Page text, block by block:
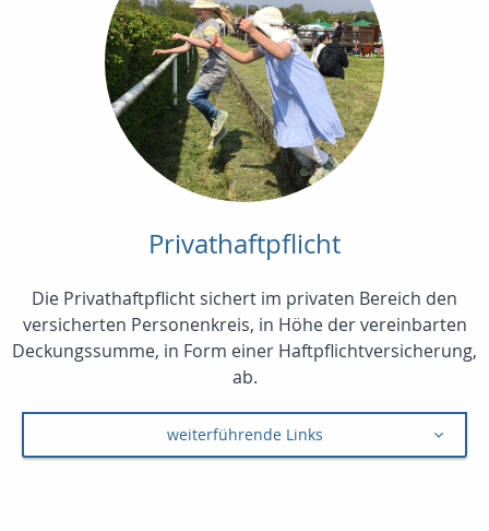
Privathaftpflicht
Die Privathaftpflicht sichert im privaten Bereich den
versicherten Personenkreis, in Höhe der vereinbarten
Deckungssumme, in Form einer Haftpflichtversicherung,
ab.
weiterführende Links